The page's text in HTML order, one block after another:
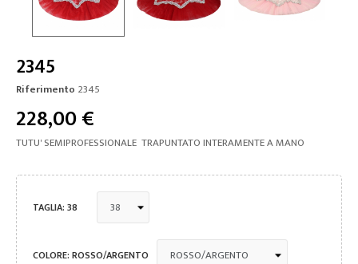
2345
Riferimento 2345
228,00 €
TUTU' SEMIPROFESSIONALE TRAPUNTATO INTERAMENTE A MANO
TAGLIA: 38
COLORE: ROSSO/ARGENTO